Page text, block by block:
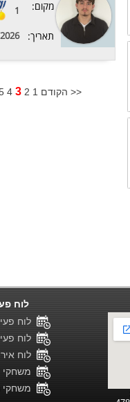
מקום: 1
תאריך:
<< הקודם 1
2
3
4
לוח
לוח
לוח
לוח
משחקי
משחקי